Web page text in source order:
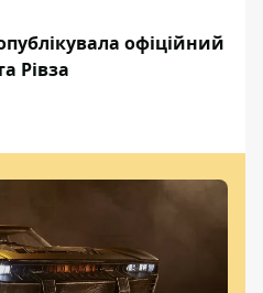
офіційний
Рівза